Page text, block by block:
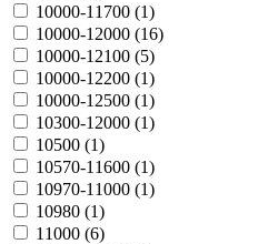
10000-11700 (1)
10000-12000 (16)
10000-12100 (5)
10000-12200 (1)
10000-12500 (1)
10300-12000 (1)
10500 (1)
10570-11600 (1)
10970-11000 (1)
10980 (1)
11000 (6)